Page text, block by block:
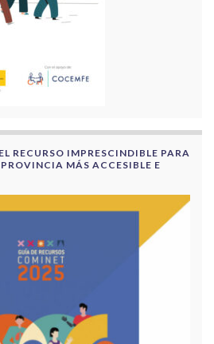
RECURSO IMPRESCINDIBLE PARA
MÁS ACCESIBLE E